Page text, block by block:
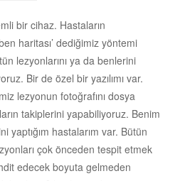
bir cihaz. Hastaların
haritası’ dediğimiz yöntemi
lezyonlarını ya da benlerini
Bir de özel bir yazılımı var.
lezyonun fotoğrafını dosya
takiplerini yapabiliyoruz. Benim
yaptığım hastalarım var. Bütün
çok önceden tespit etmek
edecek boyuta gelmeden